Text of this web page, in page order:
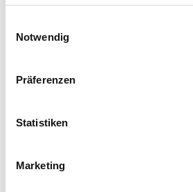
Notwendig
Präferenzen
Statistiken
Marketing